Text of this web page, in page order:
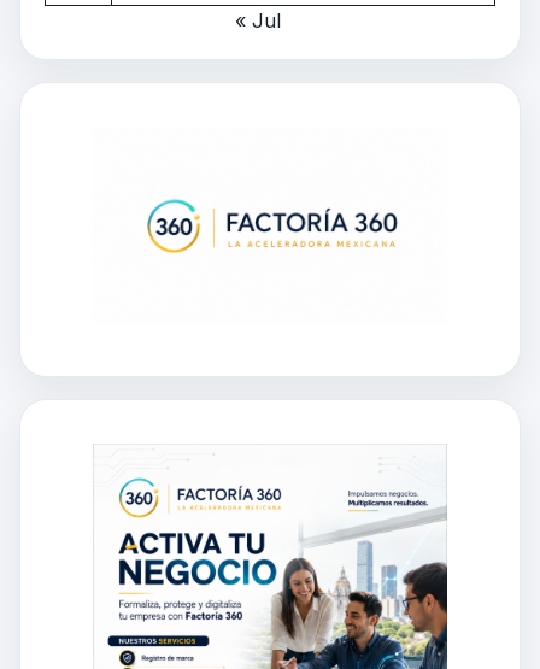
« Jul